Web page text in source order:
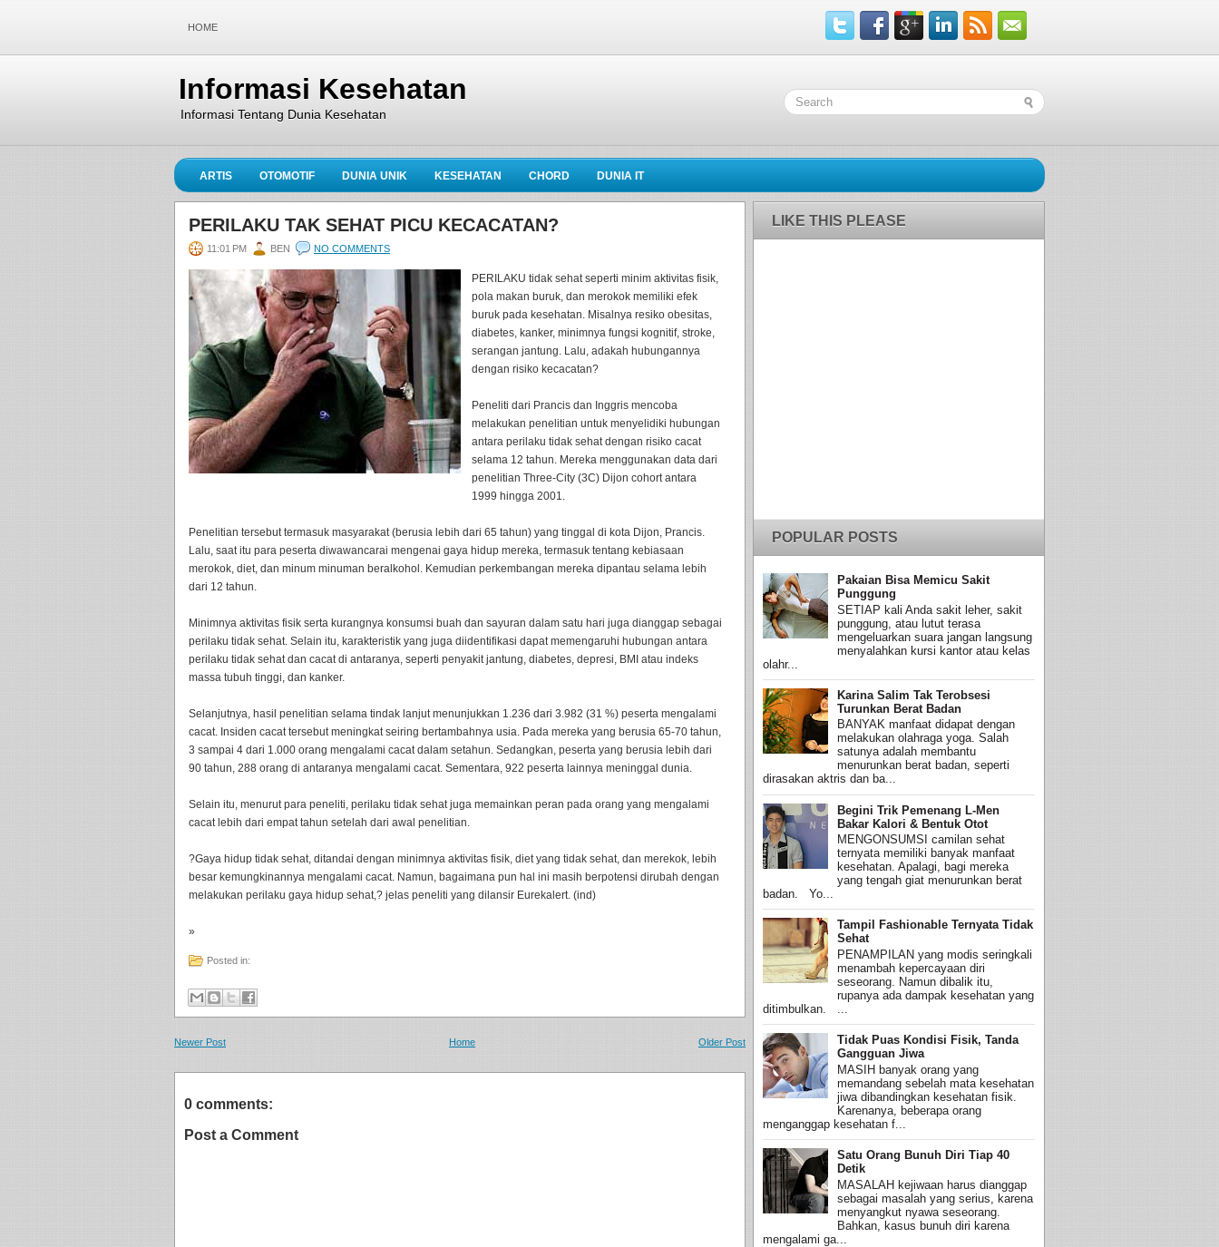
HOME
Informasi Kesehatan
Informasi Tentang Dunia Kesehatan
ARTIS OTOMOTIF DUNIA UNIK KESEHATAN CHORD DUNIA IT
PERILAKU TAK SEHAT PICU KECACATAN?
11:01 PM BEN NO COMMENTS
PERILAKU tidak sehat seperti minim aktivitas fisik,
pola makan buruk, dan merokok memiliki efek
buruk pada kesehatan. Misalnya resiko obesitas,
diabetes, kanker, minimnya fungsi kognitif, stroke,
serangan jantung. Lalu, adakah hubungannya
dengan risiko kecacatan?
Peneliti dari Prancis dan Inggris mencoba
melakukan penelitian untuk menyelidiki hubungan
antara perilaku tidak sehat dengan risiko cacat
selama 12 tahun. Mereka menggunakan data dari
penelitian Three-City (3C) Dijon cohort antara
1999 hingga 2001.
Penelitian tersebut termasuk masyarakat (berusia lebih dari 65 tahun) yang tinggal di kota Dijon, Prancis.
Lalu, saat itu para peserta diwawancarai mengenai gaya hidup mereka, termasuk tentang kebiasaan
merokok, diet, dan minum minuman beralkohol. Kemudian perkembangan mereka dipantau selama lebih
dari 12 tahun.
Minimnya aktivitas fisik serta kurangnya konsumsi buah dan sayuran dalam satu hari juga dianggap sebagai
perilaku tidak sehat. Selain itu, karakteristik yang juga diidentifikasi dapat memengaruhi hubungan antara
perilaku tidak sehat dan cacat di antaranya, seperti penyakit jantung, diabetes, depresi, BMI atau indeks
massa tubuh tinggi, dan kanker.
Selanjutnya, hasil penelitian selama tindak lanjut menunjukkan 1.236 dari 3.982 (31 %) peserta mengalami
cacat. Insiden cacat tersebut meningkat seiring bertambahnya usia. Pada mereka yang berusia 65-70 tahun,
3 sampai 4 dari 1.000 orang mengalami cacat dalam setahun. Sedangkan, peserta yang berusia lebih dari
90 tahun, 288 orang di antaranya mengalami cacat. Sementara, 922 peserta lainnya meninggal dunia.
Selain itu, menurut para peneliti, perilaku tidak sehat juga memainkan peran pada orang yang mengalami
cacat lebih dari empat tahun setelah dari awal penelitian.
?Gaya hidup tidak sehat, ditandai dengan minimnya aktivitas fisik, diet yang tidak sehat, dan merekok, lebih
besar kemungkinannya mengalami cacat. Namun, bagaimana pun hal ini masih berpotensi dirubah dengan
melakukan perilaku gaya hidup sehat,? jelas peneliti yang dilansir Eurekalert. (ind)
»
Posted in:
Newer Post Older Post
Home
0 comments:
Post a Comment
LIKE THIS PLEASE
POPULAR POSTS
Pakaian Bisa Memicu Sakit
Punggung
SETIAP kali Anda sakit leher, sakit
punggung, atau lutut terasa
mengeluarkan suara jangan langsung
menyalahkan kursi kantor atau kelas
olahr...
Karina Salim Tak Terobsesi
Turunkan Berat Badan
BANYAK manfaat didapat dengan
melakukan olahraga yoga. Salah
satunya adalah membantu
menurunkan berat badan, seperti
dirasakan aktris dan ba...
Begini Trik Pemenang L-Men
Bakar Kalori & Bentuk Otot
MENGONSUMSI camilan sehat
ternyata memiliki banyak manfaat
kesehatan. Apalagi, bagi mereka
yang tengah giat menurunkan berat
badan. Yo...
Tampil Fashionable Ternyata Tidak
Sehat
PENAMPILAN yang modis seringkali
menambah kepercayaan diri
seseorang. Namun dibalik itu,
rupanya ada dampak kesehatan yang
ditimbulkan. ...
Tidak Puas Kondisi Fisik, Tanda
Gangguan Jiwa
MASIH banyak orang yang
memandang sebelah mata kesehatan
jiwa dibandingkan kesehatan fisik.
Karenanya, beberapa orang
menganggap kesehatan f...
Satu Orang Bunuh Diri Tiap 40
Detik
MASALAH kejiwaan harus dianggap
sebagai masalah yang serius, karena
menyangkut nyawa seseorang.
Bahkan, kasus bunuh diri karena
mengalami ga...